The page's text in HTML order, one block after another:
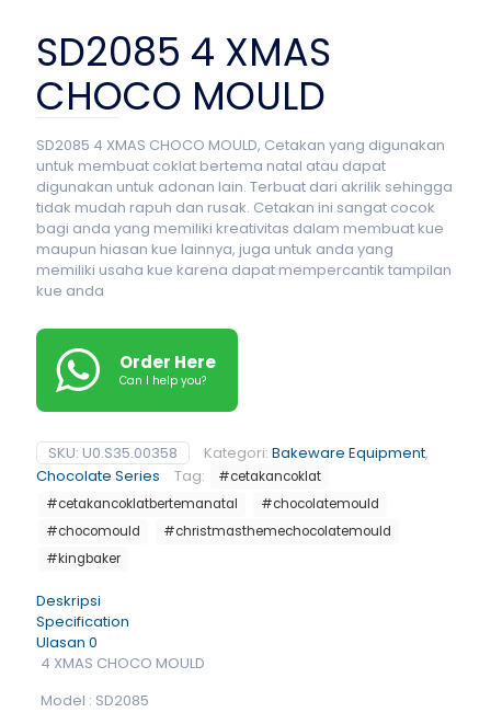
SD2085 4 XMAS
CHOCO MOULD
SD2085 4 XMAS CHOCO MOULD, Cetakan yang digunakan
untuk membuat coklat bertema natal atau dapat
digunakan untuk adonan lain. Terbuat dari akrilik sehingga
tidak mudah rapuh dan rusak. Cetakan ini sangat cocok
bagi anda yang memiliki kreativitas dalam membuat kue
maupun hiasan kue lainnya, juga untuk anda yang
memiliki usaha kue karena dapat mempercantik tampilan
kue anda
Order Here
Can I help you?
SKU: U0.S35.00358 Kategori: Bakeware Equipment,
Chocolate Series
Tag:
#cetakancoklat
#cetakancoklatbertemanatal
#chocolatemould
#chocomould
#christmasthemechocolatemould
#kingbaker
Deskripsi
Specification
Ulasan 0
4 XMAS CHOCO MOULD
Model : SD2085